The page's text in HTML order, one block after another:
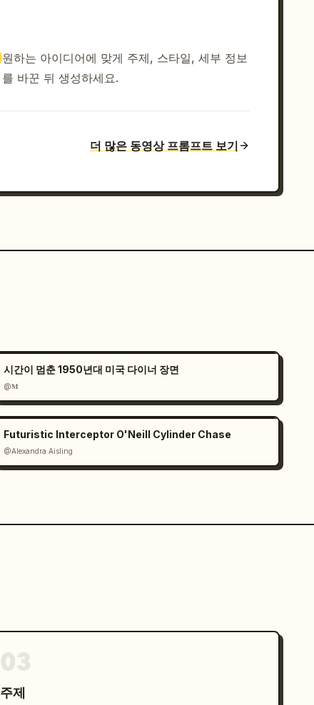
원하는 아이디어에 맞게 주제, 스타일, 세부 정보
를 바꾼 뒤 생성하세요.
더 많은 동영상 프롬프트 보기
시간이 멈춘 1950년대 미국 다이너 장면
@𝐌
Futuristic Interceptor O'Neill Cylinder Chase
@Alexandra Aisling
주제